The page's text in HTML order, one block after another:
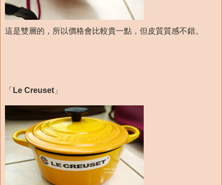
這是雙層的，所以價格會比較貴一點，但皮質質感不錯。
「 Le Creuset 」